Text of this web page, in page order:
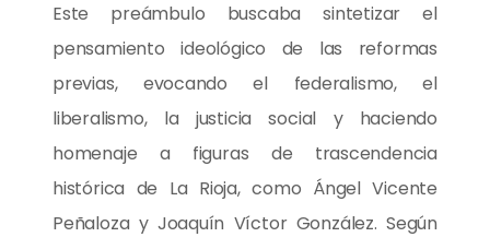
Este preámbulo buscaba sintetizar el
pensamiento ideológico de las reformas
previas, evocando el federalismo, el
liberalismo, la justicia social y haciendo
homenaje a figuras de trascendencia
histórica de La Rioja, como Ángel Vicente
Peñaloza y Joaquín Víctor González. Según